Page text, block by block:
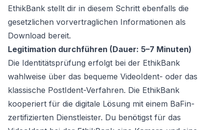
EthikBank stellt dir in diesem Schritt ebenfalls die
gesetzlichen vorvertraglichen Informationen als
Download bereit.
Legitimation durchführen (Dauer: 5–7 Minuten)
Die Identitätsprüfung erfolgt bei der EthikBank
wahlweise über das bequeme VideoIdent- oder das
klassische PostIdent-Verfahren. Die EthikBank
kooperiert für die digitale Lösung mit einem BaFin-
zertifizierten Dienstleister. Du benötigst für das